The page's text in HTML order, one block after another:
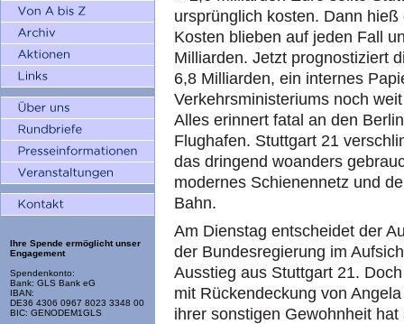
Ihre Spende ermöglicht unser
Engagement
Spendenkonto:
Bank: GLS Bank eG
IBAN:
DE36 4306 0967 8023 3348 00
BIC: GENODEM1GLS
ursprünglich kosten. Dann hieß
Kosten blieben auf jeden Fall
Milliarden. Jetzt prognostiziert
6,8 Milliarden, ein internes
Verkehrsministeriums noch
Alles erinnert fatal an den
Flughafen. Stuttgart 21
das dringend woanders
modernes Schienennetz und
Bahn.
Am Dienstag entscheidet der
der Bundesregierung im
Ausstieg aus Stuttgart 21.
mit Rückendeckung von
ihrer sonstigen Gewohnheit